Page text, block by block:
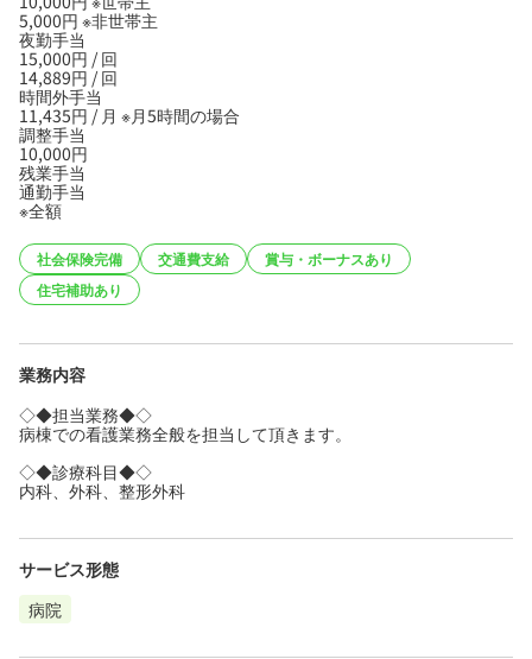
5,000円 ※非世帯主
夜勤手当
15,000円 / 回
14,889円 / 回
時間外手当
11,435円 / 月 ※月5時間の場合
調整手当
10,000円
残業手当
通勤手当
※全額
社会保険完備 交通費支給
賞与・ボーナスあり
住宅補助あり
業務内容
◇◆担当業務◆◇
病棟での看護業務全般を担当して頂きます。
◇◆診療科目◆◇
内科、外科、整形外科
サービス形態
病院